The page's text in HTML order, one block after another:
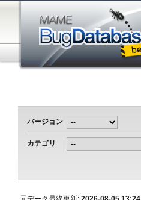
バージョン
カテゴリ